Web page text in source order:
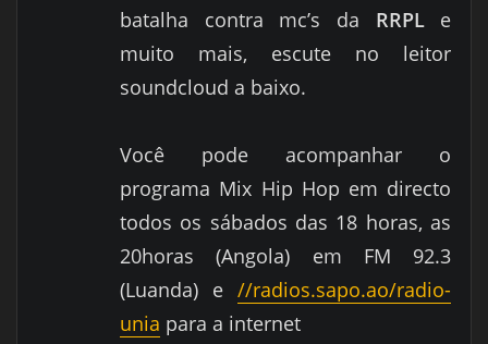
batalha contra mc’s da RRPLe
muito mais, escute no leitor
soundcloud a baixo.
Você pode acompanhar o
programa Mix Hip Hop em directo
todos os sábados das 18 horas, as
20horas (Angola) em FM 92.3
(Luanda) e//radios.sapo.ao/radio-
unia para a internet